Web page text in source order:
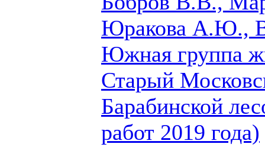
Юракова А.Ю.,
Южная группа
Старый
Барабинской
работ 2019 года)